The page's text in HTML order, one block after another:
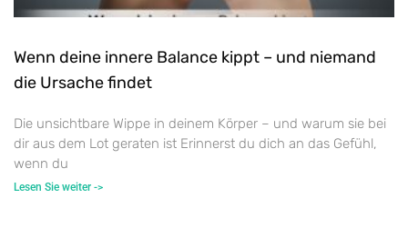
Wenn deine innere Balance kippt – und niemand
die Ursache findet
Die unsichtbare Wippe in deinem Körper – und warum sie bei
dir aus dem Lot geraten ist Erinnerst du dich an das Gefühl,
wenn du
Lesen Sie weiter ->